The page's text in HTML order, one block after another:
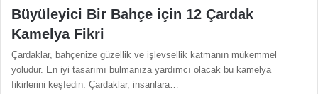
Büyüleyici Bir Bahçe için 12 Çardak
Kamelya Fikri
Çardaklar, bahçenize güzellik ve işlevsellik katmanın mükemmel
yoludur. En iyi tasarımı bulmanıza yardımcı olacak bu kamelya
fikirlerini keşfedin. Çardaklar, insanlara…